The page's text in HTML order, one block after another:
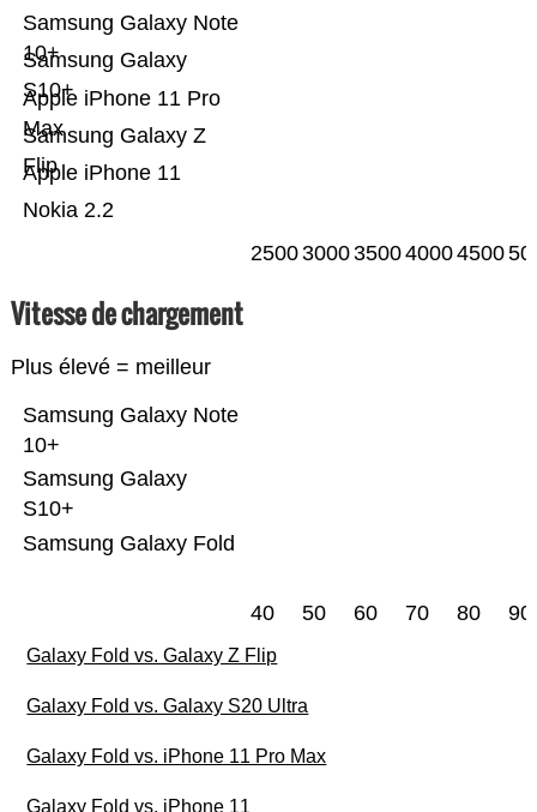
Nokia 2.2
Apple iPhone 11
Samsung Galaxy Z
Flip
Apple iPhone 11 Pro
Max
Samsung Galaxy
S10+
Samsung Galaxy Note
10+
25003000350040004500
Vitesse de chargement
Plus élevé = meilleur
Samsung Galaxy Fold
Samsung Galaxy
S10+
Samsung Galaxy Note
10+
40 50 60 70 80 90
Galaxy Fold vs. Galaxy Z Flip
Galaxy Fold vs. Galaxy S20 Ultra
Galaxy Fold vs. iPhone 11 Pro Max
Galaxy Fold vs. iPhone 11